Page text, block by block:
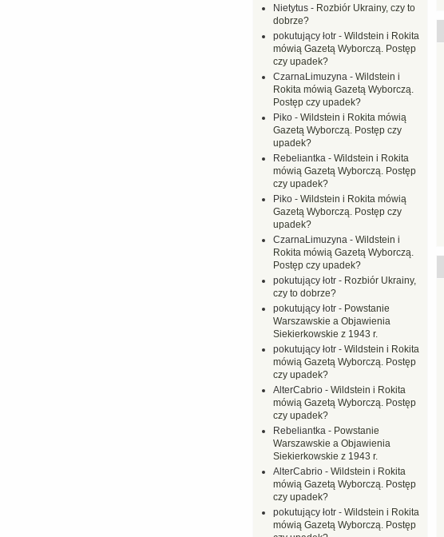
Nietytus - Rozbiór Ukrainy, czy to
dobrze?
pokutujący łotr - Wildstein i Rokita
mówią Gazetą Wyborczą. Postęp
czy upadek?
CzarnaLimuzyna - Wildstein i
Rokita mówią Gazetą Wyborczą.
Postęp czy upadek?
Piko - Wildstein i Rokita mówią
Gazetą Wyborczą. Postęp czy
upadek?
Rebeliantka - Wildstein i Rokita
mówią Gazetą Wyborczą. Postęp
czy upadek?
Piko - Wildstein i Rokita mówią
Gazetą Wyborczą. Postęp czy
upadek?
CzarnaLimuzyna - Wildstein i
Rokita mówią Gazetą Wyborczą.
Postęp czy upadek?
pokutujący łotr - Rozbiór Ukrainy,
czy to dobrze?
pokutujący łotr - Powstanie
Warszawskie a Objawienia
Siekierkowskie z 1943 r.
pokutujący łotr - Wildstein i Rokita
mówią Gazetą Wyborczą. Postęp
czy upadek?
AlterCabrio - Wildstein i Rokita
mówią Gazetą Wyborczą. Postęp
czy upadek?
Rebeliantka - Powstanie
Warszawskie a Objawienia
Siekierkowskie z 1943 r.
AlterCabrio - Wildstein i Rokita
mówią Gazetą Wyborczą. Postęp
czy upadek?
pokutujący łotr - Wildstein i Rokita
mówią Gazetą Wyborczą. Postęp